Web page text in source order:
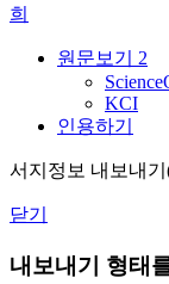
희
원문보기 2
KCI
인용하기
서지정보 내보내기
닫기
내보내기 형태